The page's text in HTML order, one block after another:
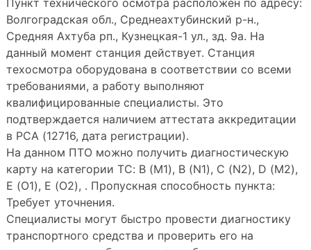
Пункт технического осмотра расположен по адресу:
Волгоградская обл., Среднеахтубинский р-н.,
Средняя Ахтуба рп., Кузнецкая-1 ул., зд. 9а. На
данный момент станция действует. Станция
техосмотра оборудована в соответствии со всеми
требованиями, а работу выполняют
квалифицированные специалисты. Это
подтверждается наличием аттестата аккредитации
в РСА (12716, дата регистрации).
На данном ПТО можно получить диагностическую
карту на категории ТС: B (M1), B (N1), C (N2), D (M2),
E (O1), E (O2), . Пропускная способность пункта:
Требует уточнения.
Специалисты могут быстро провести диагностику
транспортного средства и проверить его на